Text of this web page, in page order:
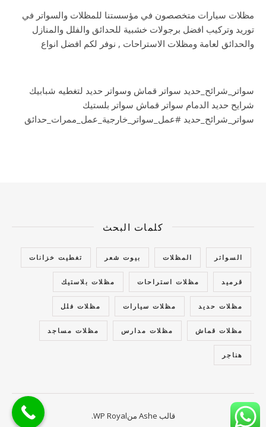
مظلات سيارات متخصصون في مؤسستنا للمظلات والسواتر في
توريد وتركيب افضل برجولات خشبية للحدائق والفلل والمنازل
والحدائق لعامة ومظلات الاستراحات , نوفر لكم افضل انواع
سواتر_شرائح_حديد سواتر قماش وسواتر حديد لتغطيه شبابيك
شرايح حديد الدمام سواتر قماش سواتر بلستيك
سواتر_شرائح_حديد #عمل_سواتر_خارجية_عمل_ممرات_حدائق
كلمات البحث
السواتر المظلات بيوت شعر تغطيت خزانات
قرميد مظلات استراحات مظلات بلاستيك
مظلات حديد مظلات سيارات مظلات فلل
مظلات قماش مظلات مدارس مظلات مساجد
هناجر
قالب Ashe من WP Royal
.